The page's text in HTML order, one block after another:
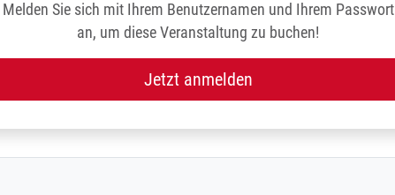
Melden Sie sich mit Ihrem Benutzernamen und Ihrem Passwort
an, um diese Veranstaltung zu buchen!
Jetzt anmelden